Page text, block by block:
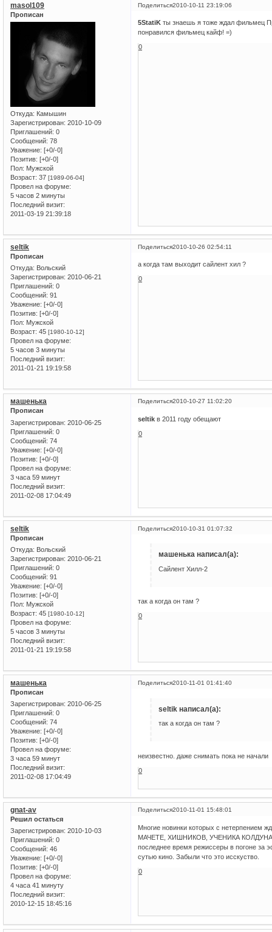
Поделиться2010-10-11 23:19:06
masol109
Прописан
Откуда: Камышин
Зарегистрирован: 2010-10-09
Приглашений: 0
Сообщений: 78
Уважение: [+0/-0]
Позитив: [+0/-0]
Пол: Мужской
Возраст: 37 [1989-06-04]
Провел на форуме:
5 часов 2 минуты
Последний визит:
2011-03-19 21:39:18
5StatiK ты знаешь я тоже ждал фильмец
понравился фильмец кайф! =)
0
Поделиться2010-10-26 02:54:11
seltik
Прописан
Откуда: Вольский
Зарегистрирован: 2010-06-21
Приглашений: 0
Сообщений: 91
Уважение: [+0/-0]
Позитив: [+0/-0]
Пол: Мужской
Возраст: 45 [1980-10-12]
Провел на форуме:
5 часов 3 минуты
Последний визит:
2011-01-21 19:19:58
а когда там выходит сайлент хил ?
0
Поделиться2010-10-27 11:02:20
машенька
Прописан
Зарегистрирован: 2010-06-25
Приглашений: 0
Сообщений: 74
Уважение: [+0/-0]
Позитив: [+0/-0]
Провел на форуме:
3 часа 59 минут
Последний визит:
2011-02-08 17:04:49
seltik в 2011 году обещают
0
Поделиться2010-10-31 01:07:32
seltik
Прописан
Откуда: Вольский
Зарегистрирован: 2010-06-21
Приглашений: 0
Сообщений: 91
Уважение: [+0/-0]
Позитив: [+0/-0]
Пол: Мужской
Возраст: 45 [1980-10-12]
Провел на форуме:
5 часов 3 минуты
Последний визит:
2011-01-21 19:19:58
машенька написал(а):
Сайлент Хилл-2
так а когда он там ?
0
Поделиться2010-11-01 01:41:40
машенька
Прописан
Зарегистрирован: 2010-06-25
Приглашений: 0
Сообщений: 74
Уважение: [+0/-0]
Позитив: [+0/-0]
Провел на форуме:
3 часа 59 минут
Последний визит:
2011-02-08 17:04:49
seltik написал(а):
так а когда он там ?
неизвестно. даже снимать пока не начали
0
Поделиться2010-11-01 15:48:01
gnat-av
Решил остаться
Зарегистрирован: 2010-10-03
Приглашений: 0
Сообщений: 46
Уважение: [+0/-0]
Позитив: [+0/-0]
Провел на форуме:
4 часа 41 минуту
Последний визит:
2010-12-15 18:45:16
Многие новинки которых с нетерпением
МАЧЕТЕ, ХИШНИКОВ, УЧЕНИКА КОЛДУНА.
последнее время режиссеры в погоне за
сутью кино. Забыли что это исскуство.
0